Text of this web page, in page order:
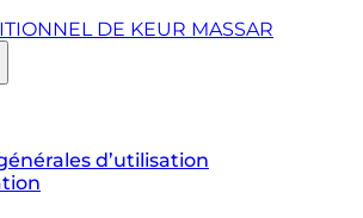
d’utilisation